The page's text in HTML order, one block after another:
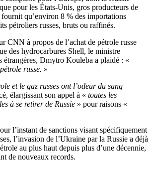
pour les États-Unis, gros producteurs de
qu’environ 8 % des importations
pétroliers russes, bruts ou raffinés.
CNN à propos de l’achat de pétrole russe
des hydrocarbures Shell, le ministre
étrangères, Dmytro Kouleba a plaidé : «
russe. »
et le gaz russes ont l’odeur du sang
élargissant son appel à « toutes les
à se retirer de Russie » pour raisons «
l’instant de sanctions visant spécifiquement
l’invasion de l’Ukraine par la Russie a déjà
au plus haut depuis plus d’une décennie,
de nouveaux records.